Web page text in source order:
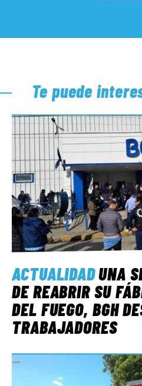
Te puede
ACTUALIDADUNA
DE REABRIR SU
DEL FUEGO, BGH
TRABAJADORES